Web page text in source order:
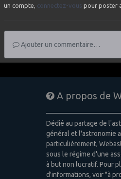
un compte, connectez-vous pour poster
Ajouter un commentaire…
A propos de
Dédié au partage de
général et l'astronomie
particulièrement,
sous le régime d'une
à but non lucratif. Pour
d'informations, voir "à